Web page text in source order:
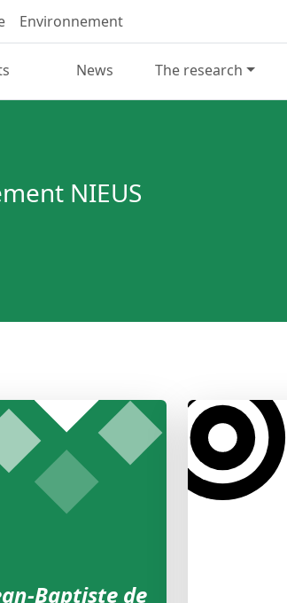
Environnement
News The research
NIEUS
Baptiste de